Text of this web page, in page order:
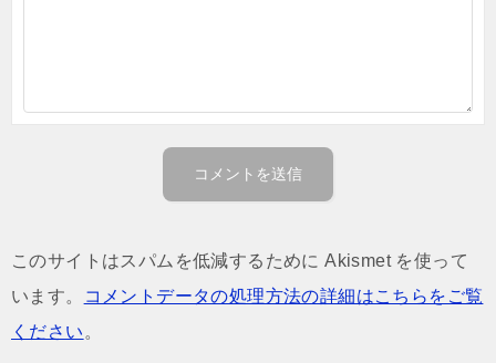
このサイトはスパムを低減するために Akismet を使って
います。
コメントデータの処理方法の詳細はこちらをご覧
ください 。